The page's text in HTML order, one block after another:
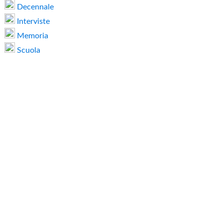
Decennale
Interviste
Memoria
Scuola